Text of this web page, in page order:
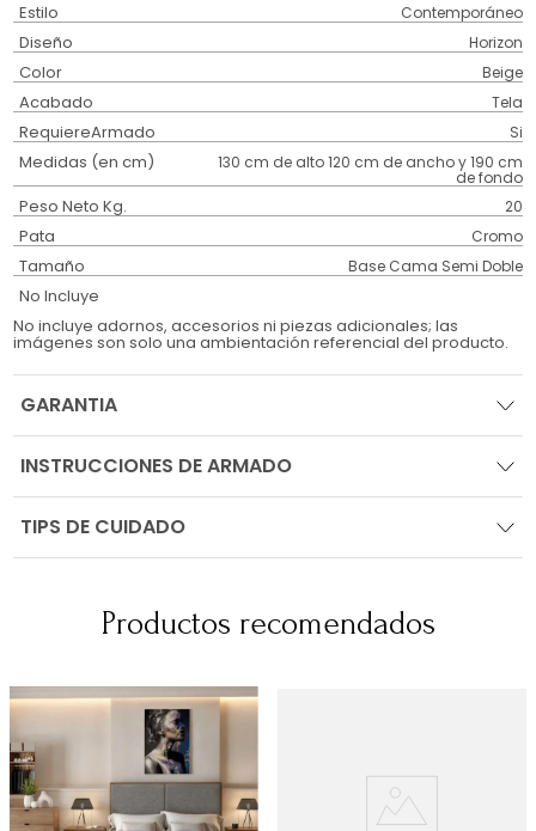
Estilo Contemporáneo
Diseño Horizon
Color Beige
Acabado Tela
RequiereArmado Si
Medidas (en cm) 130 cm de alto 120 cm de ancho y 190 cm
de fondo
Peso Neto Kg. 20
Pata Cromo
Tamaño Base Cama Semi Doble
No Incluye
No incluye adornos, accesorios ni piezas adicionales; las
imágenes son solo una ambientación referencial del producto.
GARANTIA
INSTRUCCIONES DE ARMADO
TIPS DE CUIDADO
Productos recomendados